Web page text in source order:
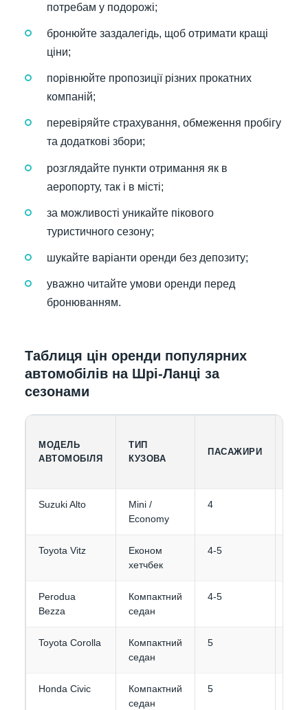
потребам у подорожі;
бронюйте заздалегідь, щоб отримати кращі
ціни;
порівнюйте пропозиції різних прокатних
компаній;
перевіряйте страхування, обмеження пробігу
та додаткові збори;
розглядайте пункти отримання як в
аеропорту, так і в місті;
за можливості уникайте пікового
туристичного сезону;
шукайте варіанти оренди без депозиту;
уважно читайте умови оренди перед
бронюванням.
Таблиця цін оренди популярних
автомобілів на Шрі-Ланці за
сезонами
МОДЕЛЬ
АВТОМОБІЛЯ
ТИП
КУЗОВА
ПАСАЖИРИ
Suzuki Alto
Mini /
Economy
4
Toyota Vitz
Економ
хетчбек
4-5
Perodua
Bezza
Компактний
седан
4-5
Toyota Corolla
Компактний
седан
5
Honda Civic
Компактний
седан
5